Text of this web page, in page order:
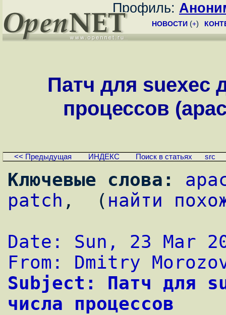
Профиль:
НОВОСТИ (+)
Патч для suexec
процессов
<< Предыдущая ИНДЕКС Поиск в статьях src
Ключевые слова:
patch ,  ( найти
Date: Sun, 23 Mar
From: Dmitry
Subject: Патч для
числа процессов